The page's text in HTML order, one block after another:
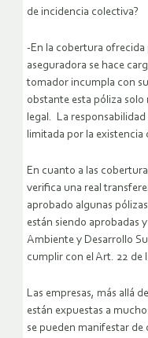
de incidencia colectiva?
-En la cobertura ofrecida
aseguradora se hace
tomador incumpla con
obstante esta póliza solo
legal. La
limitada por la existencia
En cuanto a las
verifica una real
aprobado algunas
están siendo aprobadas
Ambiente y Desarrollo
cumplir con el Art. 22 de
Las empresas, más allá
están expuestas a
se pueden manifestar